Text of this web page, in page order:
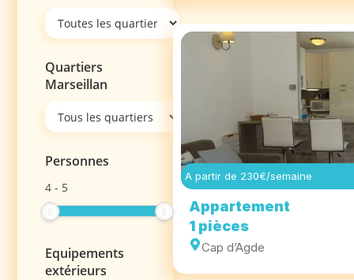
Quartiers
Marseillan
Personnes
4 - 5
Equipements
extérieurs
A partir de 230€/semaine
Appartement
1 pièces
Cap d’Agde